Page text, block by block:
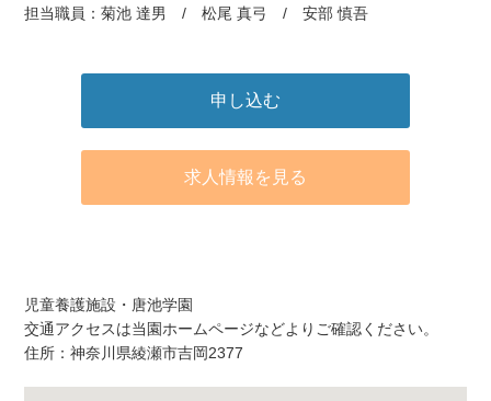
担当職員：菊池 達男 / 松尾 真弓 / 安部 慎吾
申し込む
求人情報を見る
児童養護施設・唐池学園
交通アクセスは当園ホームページなどよりご確認ください。
住所：神奈川県綾瀬市吉岡2377